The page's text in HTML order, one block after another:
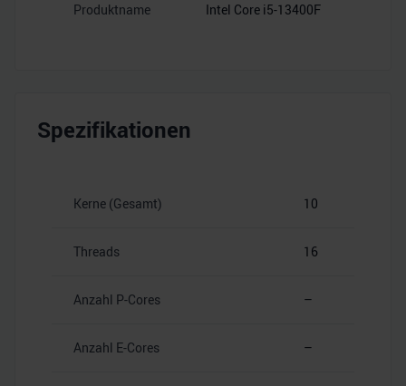
Produktname Intel Core i5-13400F
Spezifikationen
Kerne (Gesamt) 10
Threads 16
Anzahl P-Cores –
Anzahl E-Cores –